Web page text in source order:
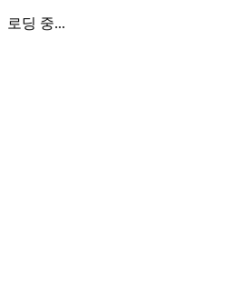
로딩 중...